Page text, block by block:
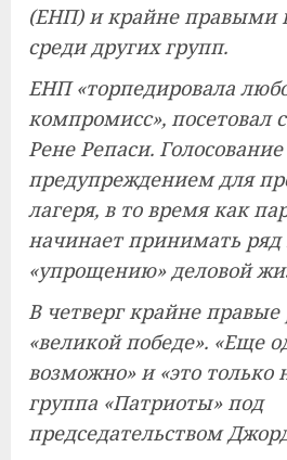
(ЕНП) и крайне правыми
среди других групп.
ЕНП «торпедировала
компромисс», посетовал
Рене Репаси.
предупреждением для
лагеря, в то время как
начинает принимать
«упрощению» деловой
В четверг крайне правые
«великой победе». «Еще
возможно» и «это только
группа «Патриоты» под
председательством